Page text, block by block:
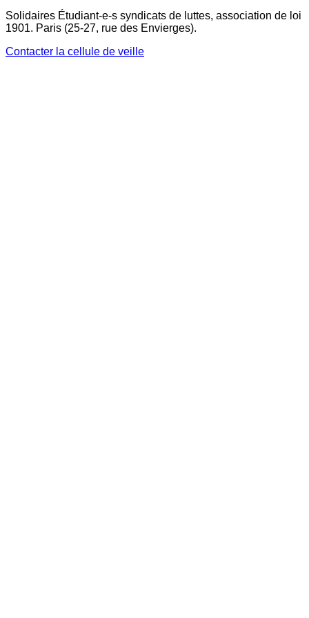
Solidaires Étudiant-e-s syndicats de luttes, association de loi
1901. Paris (25-27, rue des Envierges).
Contacter la cellule de veille